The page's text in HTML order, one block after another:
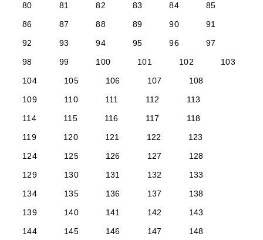
80
81 82 83 84
85
86
87 88 89 90
91
92
93 94 95 96
97
98
99 100 101 102
103
104
105 106 107
108
109
110 111 112
113
114
115 116 117
118
119
120 121 122
123
124
125 126 127
128
129
130 131 132
133
134
135 136 137
138
139
140 141 142
143
144
145 146 147
148